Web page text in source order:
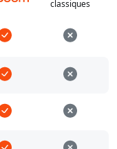
classiques